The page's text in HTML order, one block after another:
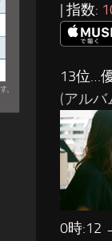
| 指数:
13位…
(アルバ
0時:12